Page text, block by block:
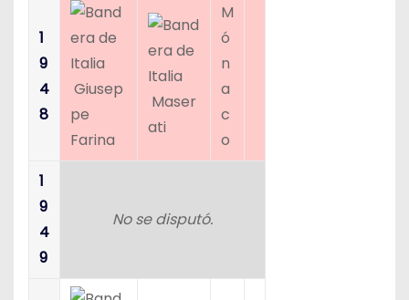
1
9
4
8
Giusep
pe
Farina
Maser
ati
M
ó
n
a
c
o
1
9
4
9
No se disputó.